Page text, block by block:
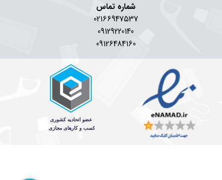
شماره تماس
02166947537
09129220140
09126484160